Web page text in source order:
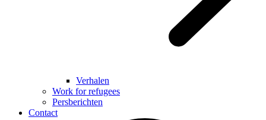
Verhalen
Work for refugees
Persberichten
Contact